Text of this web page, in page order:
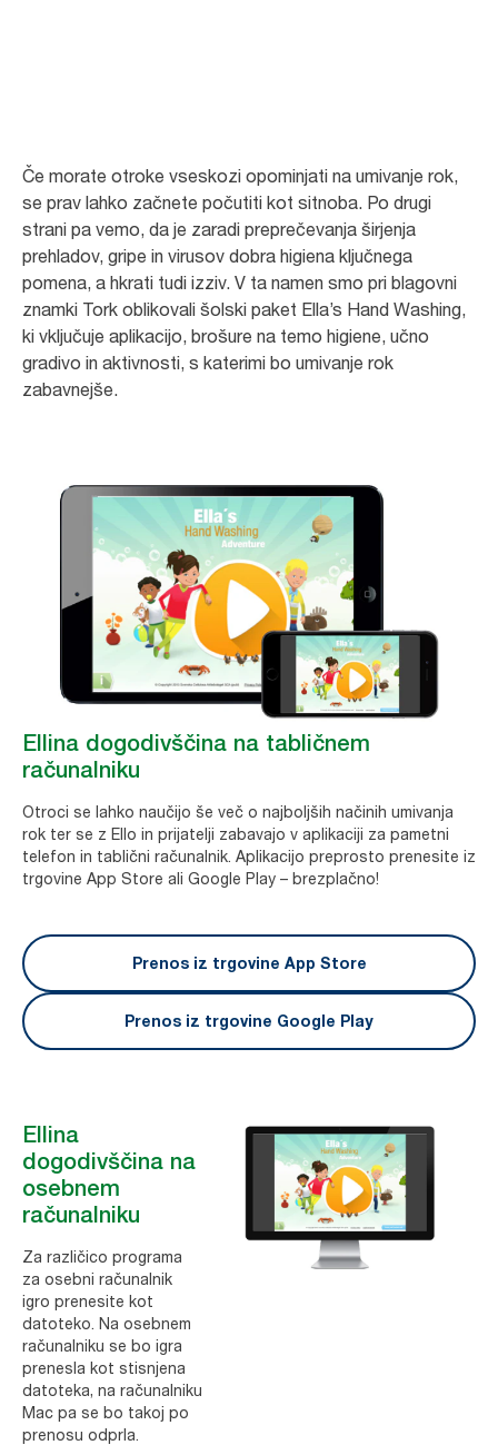
Če morate otroke vseskozi opominjati na umivanje rok,
se prav lahko začnete počutiti kot sitnoba. Po drugi
strani pa vemo, da je zaradi preprečevanja širjenja
prehladov, gripe in virusov dobra higiena ključnega
pomena, a hkrati tudi izziv. V ta namen smo pri blagovni
znamki Tork oblikovali šolski paket Ella’s Hand Washing,
ki vključuje aplikacijo, brošure na temo higiene, učno
gradivo in aktivnosti, s katerimi bo umivanje rok
zabavnejše.
Ellina dogodivščina na tabličnem
računalniku
Otroci se lahko naučijo še več o najboljših načinih umivanja
rok ter se z Ello in prijatelji zabavajo v aplikaciji za pametni
telefon in tablični računalnik. Aplikacijo preprosto prenesite iz
trgovine App Store ali Google Play – brezplačno!
Prenos iz trgovine App Store
Prenos iz trgovine Google Play
Ellina
dogodivščina na
osebnem
računalniku
Za različico programa
za osebni računalnik
igro prenesite kot
datoteko. Na osebnem
računalniku se bo igra
prenesla kot stisnjena
datoteka, na računalniku
Mac pa se bo takoj po
prenosu odprla.